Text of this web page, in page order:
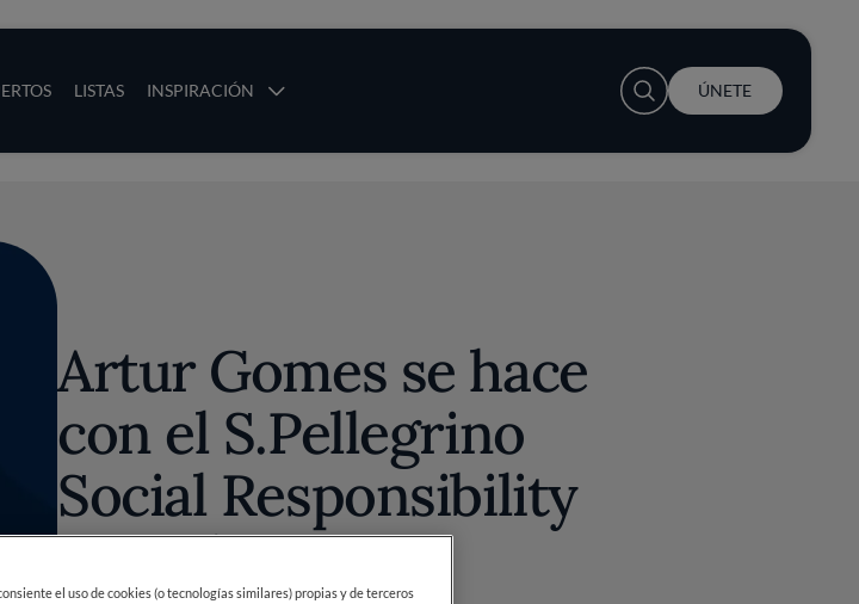
LISTAS INSPIRACIÓN
User account menu
ÚNETE
Artur Gomes se hace
con el S.Pellegrino
Social Responsibility
Award 2023
el uso de cookies (o tecnologías similares) propias y de terceros